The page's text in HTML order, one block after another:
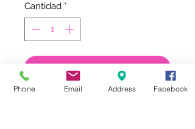
Cantidad *
COMPRAR
Phone Email Address Facebook